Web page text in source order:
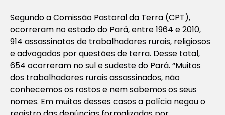
Segundo a Comissão Pastoral da Terra (CPT),
ocorreram no estado do Pará, entre 1964 e 2010,
914 assassinatos de trabalhadores rurais, religiosos
e advogados por questões de terra. Desse total,
654 ocorreram no sul e sudeste do Pará. “Muitos
dos trabalhadores rurais assassinados, não
conhecemos os rostos e nem sabemos os seus
nomes. Em muitos desses casos a polícia negou o